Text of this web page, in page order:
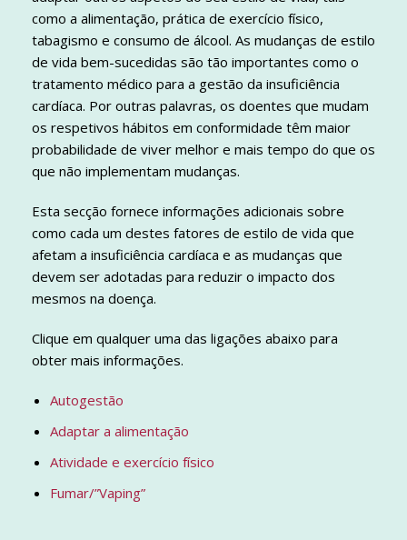
como a alimentação, prática de exercício físico,
tabagismo e consumo de álcool. As mudanças de estilo
de vida bem-sucedidas são tão importantes como o
tratamento médico para a gestão da insuficiência
cardíaca. Por outras palavras, os doentes que mudam
os respetivos hábitos em conformidade têm maior
probabilidade de viver melhor e mais tempo do que os
que não implementam mudanças.
Esta secção fornece informações adicionais sobre
como cada um destes fatores de estilo de vida que
afetam a insuficiência cardíaca e as mudanças que
devem ser adotadas para reduzir o impacto dos
mesmos na doença.
Clique em qualquer uma das ligações abaixo para
obter mais informações.
Autogestão
Adaptar a alimentação
Atividade e exercício físico
Fumar/”Vaping”